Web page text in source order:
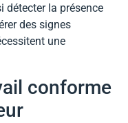
détecter la présence
des signes
une
conforme